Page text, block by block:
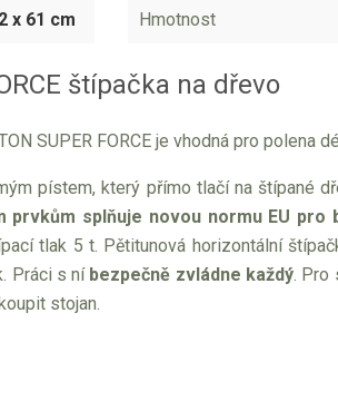
x 61 cm Hmotnost
štípačka na dřevo
SUPER FORCE je vhodná pro polena
pístem, který přímo tlačí na štípané
prvkům splňuje novou normu EU pro
tlak 5 t. Pětitunová horizontální
Práci s ní bezpečně zvládne každý. Pro
stojan.